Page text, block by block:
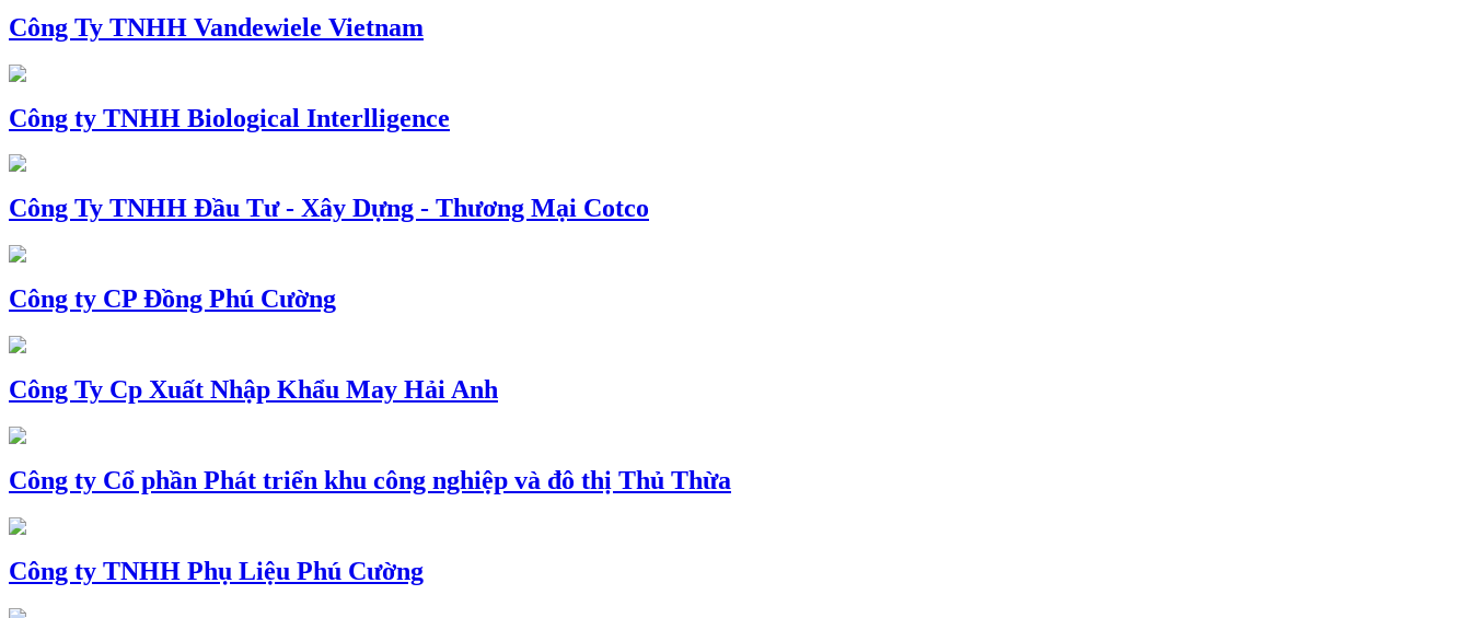
Công Ty TNHH Vandewiele Vietnam
Công ty TNHH Biological Interlligence
Công Ty TNHH Đầu Tư - Xây Dựng - Thương Mại Cotco
Công ty CP Đồng Phú Cường
Công Ty Cp Xuất Nhập Khẩu May Hải Anh
Công ty Cổ phần Phát triển khu công nghiệp và đô thị Thủ Thừa
Công ty TNHH Phụ Liệu Phú Cường